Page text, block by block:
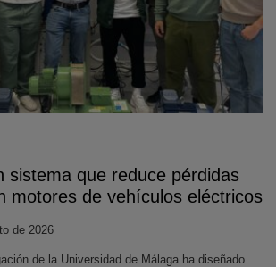
sistema que reduce pérdidas
motores de vehículos eléctricos
de 2026
de la Universidad de Málaga ha diseñado